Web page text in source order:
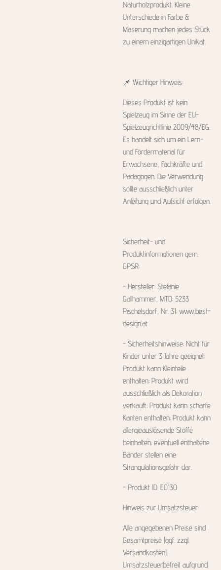
Naturholzprodukt. Kleine
Unterschiede in Farbe &
Maserung machen jedes Stück
zu einem einzigartigen Unikat.
📌 Wichtiger Hinweis:
Dieses Produkt ist kein
Spielzeug im Sinne der EU-
Spielzeugrichtlinie 2009/48/EG.
Es handelt sich um ein Lern-
und Fördermaterial für
Erwachsene, Fachkräfte und
Pädagogen. Die Verwendung
sollte ausschließlich unter
Anleitung und Aufsicht erfolgen.
Sicherheit- und
Produktinformationen gem.
GPSR:
- Hersteller: Stefanie
Gallhammer, MTD; 5233
Pischelsdorf, Nr. 31; www.best-
design.at
- Sicherheitshinweise: Nicht für
Kinder unter 3 Jahre geeignet;
Produkt kann Kleinteile
enthalten; Produkt wird
ausschließlich als Dekoration
verkauft; Produkt kann scharfe
Kanten enthalten; Produkt kann
allergieauslösende Stoffe
beinhalten; eventuell enthaltene
Bänder stellen eine
Strangulationsgefahr dar.
- Produkt ID: E0130
Hinweis zur Umsatzsteuer:
Alle angegebenen Preise sind
Gesamtpreise (ggf. zzgl.
Versandkosten).
Umsatzsteuerbefreit aufgrund